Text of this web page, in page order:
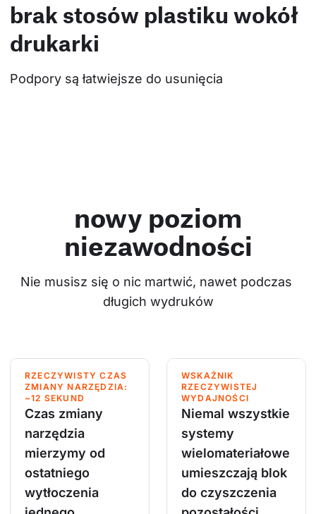
brak stosów plastiku wokół
drukarki
Podpory są łatwiejsze do usunięcia
nowy poziom
niezawodności
Nie musisz się o nic martwić, nawet podczas
długich wydruków
RZECZYWISTY CZAS
ZMIANY NARZĘDZIA:
~12 SEKUND
Czas zmiany
narzędzia
mierzymy od
ostatniego
wytłoczenia
WSKAŹNIK
RZECZYWISTEJ
WYDAJNOŚCI
Niemal wszystkie
systemy
wielomateriałowe
umieszczają blok
do czyszczenia